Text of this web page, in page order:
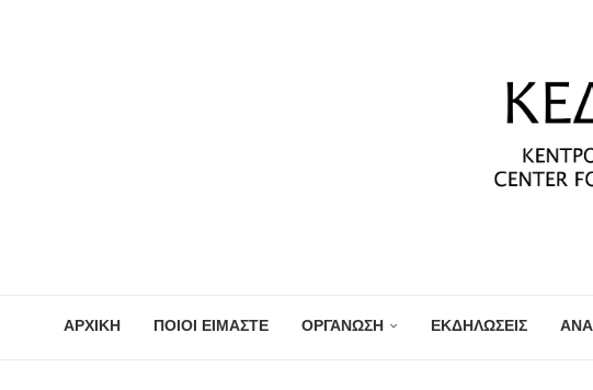
ΑΡΧΙΚΗ ΠΟΙΟΙ ΕΙΜΑΣΤΕ ΟΡΓΑΝΩΣΗ ΕΚΔΗΛΩΣΕΙΣ